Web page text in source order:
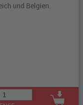
und Belgien.